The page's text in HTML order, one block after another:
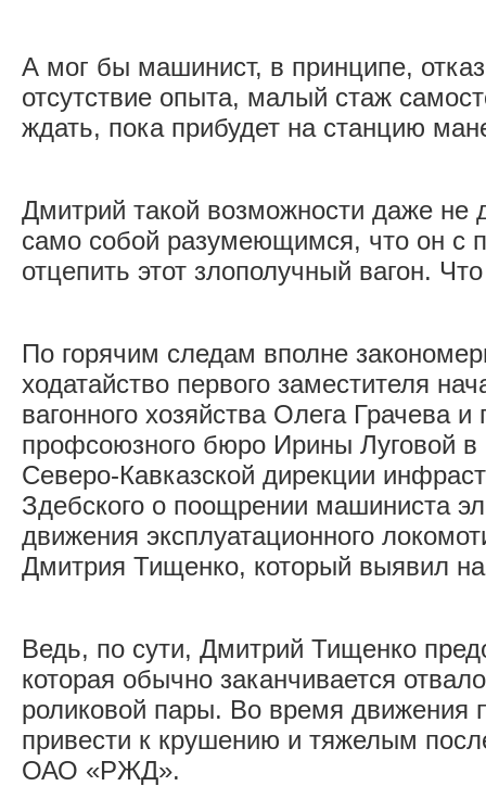
А мог бы машинист, в прин­ципе,
отсутствие опыта, малый стаж
ждать, пока прибудет на станцию
Дмитрий такой возможности даже не
само собой разумеющимся, что он с
отцепить этот злополучный вагон.
По горячим следам вполне
ходатайство первого заместителя
вагонного хозяйства Олега Грачева и
профсоюзного бюро Ирины Луговой в
Северо-Кавказской дирекции
Здебского о поощрении машиниста
движения эксплуатационного
Дмитрия Тищенко, который выявил
Ведь, по сути, Дмитрий Тищенко
которая обычно заканчивается
роликовой пары. Во время движения
привести к крушению и тяжелым
ОАО «РЖД».